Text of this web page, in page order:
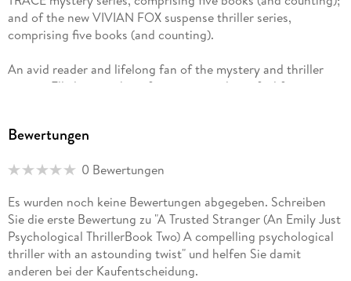
not let up until the last paragraph. The characters are pretty
true to life and it feels like you are there with them. A twist at
the end will get you."
Reader review for What's His
and of the new VIVIAN FOX suspense thriller series,
comprising five books (and counting).
An avid reader and lifelong fan of the mystery and thriller
genres, Ella loves to hear from you, so please feel free to visit
Bewertungen
0 Bewertungen
Es wurden noch keine Bewertungen abgegeben. Schreiben
Sie die erste Bewertung zu "A Trusted Stranger (An Emily Just
Psychological ThrillerBook Two) A compelling psychological
thriller with an astounding twist" und helfen Sie damit
anderen bei der Kaufentscheidung.